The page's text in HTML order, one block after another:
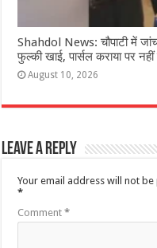
Shahdol News: चौपाटी में
फुल्की खाई, पार्सल कराया पर
August 10, 2026
Leave a Reply
Your email address will not
*
Comment*